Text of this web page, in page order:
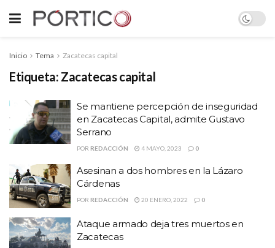
Inicio Tema Zacatecas capital
Etiqueta: Zacatecas capital
Se mantiene percepción de inseguridad
en Zacatecas Capital, admite Gustavo
Serrano
POR REDACCIÓN 4 MAYO, 2023 0
Asesinan a dos hombres en la Lázaro
Cárdenas
POR REDACCIÓN 20 ENERO, 2022 0
Ataque armado deja tres muertos en
Zacatecas